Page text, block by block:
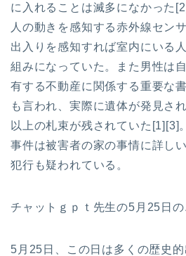
に入れることは滅多になかった
人の動きを感知する赤外線セン
出入りを感知すれば室内にいる
組みになっていた。また男性は
有する不動産に関係する重要な
も言われ、実際に遺体が発見さ
以上の札束が残されていた[1][3]
事件は被害者の家の事情に詳し
犯行も疑われている。
チャットｇｐｔ先生の5月25日の
5月25日、この日は多くの歴史